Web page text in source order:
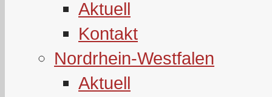
Aktuell
Kontakt
Nordrhein-Westfalen
Aktuell